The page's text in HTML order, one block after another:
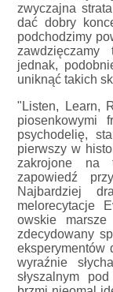
zwyczajna
dać dobry
podchodzimy
jednak,
uniknąć takich
"Listen, Learn,
piosenkowymi
psychodelię,
pierwszy w
zakrojone na
zapowiedź
Najbardziej
melorecytacje
owskie
zdecydowany
eksperymentów
wyraźnie
słyszalnym